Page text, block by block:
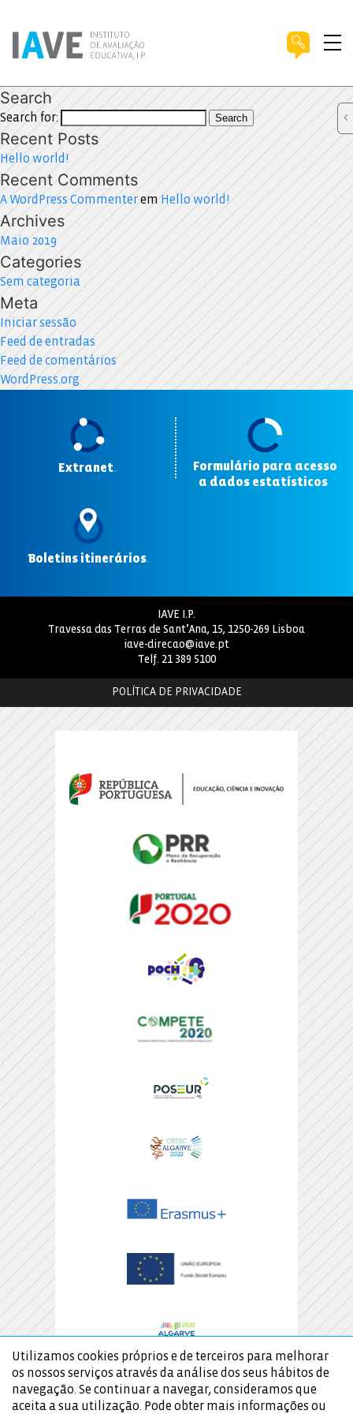
Search
Search for: Search
Recent Posts
Hello world!
Recent Comments
A WordPress Commenterem Hello world!
Archives
Maio 2019
Categories
Sem categoria
Meta
Iniciar sessão
Feed de entradas
Feed de comentários
WordPress.org
Extranet.
Formulário para acesso
a dados estatísticos
Boletins itinerários.
IAVE I.P.
Travessa das Terras de Sant’Ana, 15, 1250-269 Lisboa
iave-direcao@iave.pt
Telf. 21 389 5100
POLÍTICA DE PRIVACIDADE
Utilizamos cookies próprios e de terceiros para melhorar
os nossos serviços através da análise dos seus hábitos de
navegação. Se continuar a navegar, consideramos que
aceita a sua utilização. Pode obter mais informações ou